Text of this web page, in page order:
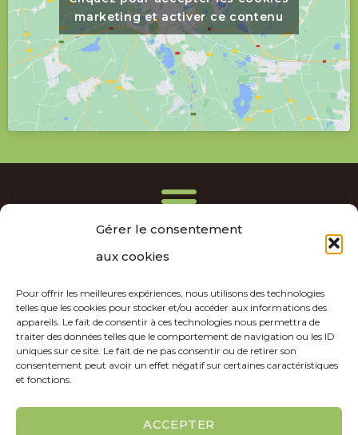
Gérer le consentement
aux cookies
Pour offrir les meilleures expériences, nous utilisons des technologies
telles que les cookies pour stocker et/ou accéder aux informations des
appareils. Le fait de consentir à ces technologies nous permettra de
traiter des données telles que le comportement de navigation ou les ID
uniques sur ce site. Le fait de ne pas consentir ou de retirer son
consentement peut avoir un effet négatif sur certaines caractéristiques
et fonctions.
ACCEPTER
marketing et activer ce contenu